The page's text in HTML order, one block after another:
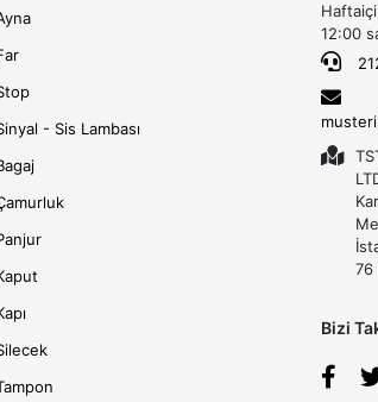
- Sis Lambası
12:00
76
Bizi